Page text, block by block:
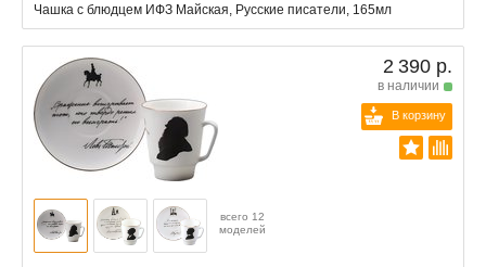
Чашка с блюдцем ИФЗ Майская, Русские писатели, 165мл
2 390 р.
в наличии
В корзину
всего 12
моделей